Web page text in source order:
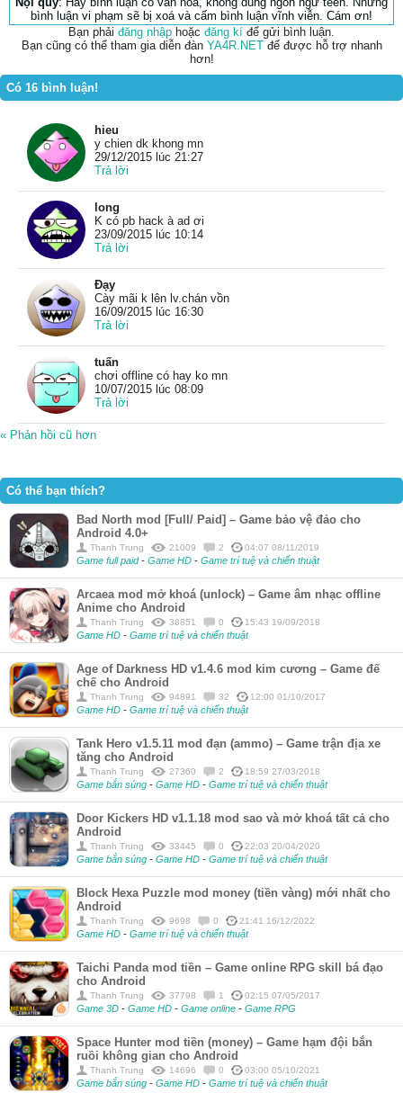
bình luận vi phạm sẽ bị xoá và cấm bình luận vĩnh viễn. Cám ơn!
Bạn phải đăng nhập hoặc đăng kí để gửi bình luận.
Bạn cũng có thể tham gia diễn đàn YA4R.NETđể được hỗ trợ nhanh
hơn!
Có 16 bình luận!
hieu
y chien dk khong mn
29/12/2015 lúc 21:27
Trả lời
long
K có pb hack à ad ơi
23/09/2015 lúc 10:14
Trả lời
Đạy
Cày mãi k lên lv.chán vồn
16/09/2015 lúc 16:30
Trả lời
tuấn
chơi offline có hay ko mn
10/07/2015 lúc 08:09
Trả lời
« Phản hồi cũ hơn
Có thể bạn thích?
Bad North mod [Full/ Paid] – Game bảo vệ đảo cho
Android 4.0+
Thanh Trung 21009 2 04:07 08/11/2019
Game full paid- Game HD - Game trí tuệ và chiến thuật
Arcaea mod mở khoá (unlock) – Game âm nhạc offline
Anime cho Android
Thanh Trung 38851 0 15:43 19/09/2018
Game HD - Game trí tuệ và chiến thuật
Age of Darkness HD v1.4.6 mod kim cương – Game đế
chế cho Android
Thanh Trung 94891 32 12:00 01/10/2017
Game HD - Game trí tuệ và chiến thuật
Tank Hero v1.5.11 mod đạn (ammo) – Game trận địa xe
tăng cho Android
Thanh Trung 27360 2 18:59 27/03/2018
Game bắn súng - Game HD - Game trí tuệ và chiến thuật
Door Kickers HD v1.1.18 mod sao và mở khoá tất cả cho
Android
Thanh Trung 33445 0 22:03 20/04/2020
Game bắn súng - Game HD - Game trí tuệ và chiến thuật
Block Hexa Puzzle mod money (tiền vàng) mới nhất cho
Android
Thanh Trung 9698 0 21:41 16/12/2022
Game HD - Game trí tuệ và chiến thuật
Taichi Panda mod tiền – Game online RPG skill bá đạo
cho Android
Thanh Trung 37798 1 02:15 07/05/2017
Game 3D - Game HD - Game online - Game RPG
Space Hunter mod tiền (money) – Game hạm đội bắn
ruồi không gian cho Android
Thanh Trung 14696 0 03:00 05/10/2021
Game bắn súng - Game HD - Game trí tuệ và chiến thuật